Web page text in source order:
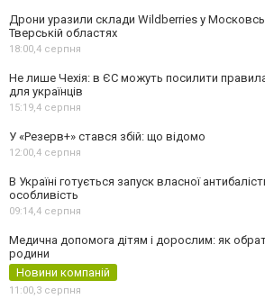
Дрони уразили склади Wildberries у
Тверській областях
18:00,4 серпня
Не лише Чехія: в ЄС можуть посилити
для українців
15:19,4 серпня
У «Резерв+» стався збій: що відомо
12:00,4 серпня
В Україні готується запуск власної
особливість
09:14,4 серпня
Медична допомога дітям і дорослим: як
родини
Новини компаній
11:00,3 серпня